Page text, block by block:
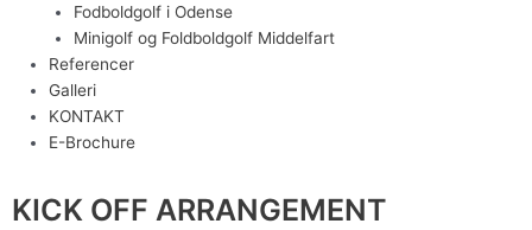
Fodboldgolf i Odense
Minigolf og Foldboldgolf Middelfart
Referencer
Galleri
KONTAKT
E-Brochure
KICK OFF ARRANGEMENT